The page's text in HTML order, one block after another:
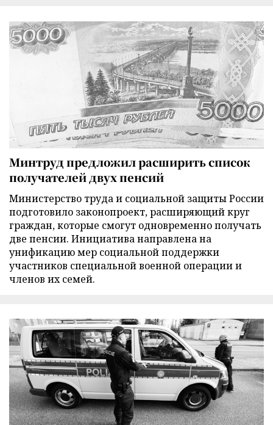
Минтруд предложил расширить список
получателей двух пенсий
Министерство труда и социальной защиты России
подготовило законопроект, расширяющий круг
граждан, которые смогут одновременно получать
две пенсии. Инициатива направлена на
унификацию мер социальной поддержки
участников специальной военной операции и
членов их семей.